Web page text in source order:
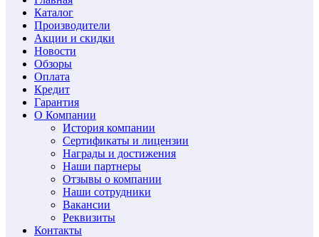
Каталог
Производители
Акции и скидки
Новости
Обзоры
Оплата
Кредит
Гарантия
О Компании
История компании
Сертификаты и лицензии
Награды и достижения
Наши партнеры
Отзывы о компании
Наши сотрудники
Вакансии
Реквизиты
Контакты